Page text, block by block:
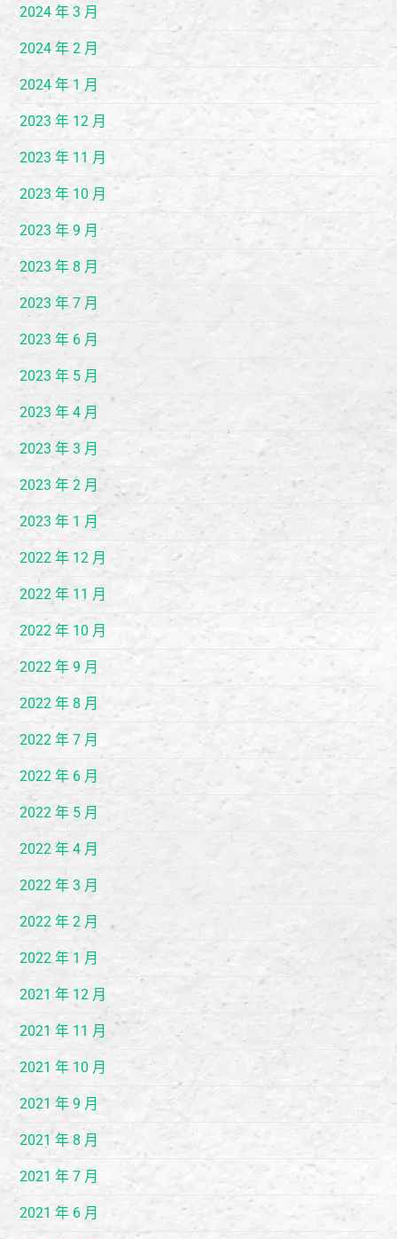
2024 年 3 月
2024 年 2 月
2024 年 1 月
2023 年 12 月
2023 年 11 月
2023 年 10 月
2023 年 9 月
2023 年 8 月
2023 年 7 月
2023 年 6 月
2023 年 5 月
2023 年 4 月
2023 年 3 月
2023 年 2 月
2023 年 1 月
2022 年 12 月
2022 年 11 月
2022 年 10 月
2022 年 9 月
2022 年 8 月
2022 年 7 月
2022 年 6 月
2022 年 5 月
2022 年 4 月
2022 年 3 月
2022 年 2 月
2022 年 1 月
2021 年 12 月
2021 年 11 月
2021 年 10 月
2021 年 9 月
2021 年 8 月
2021 年 7 月
2021 年 6 月